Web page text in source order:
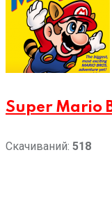
Super Mario
Скачиваний: 518